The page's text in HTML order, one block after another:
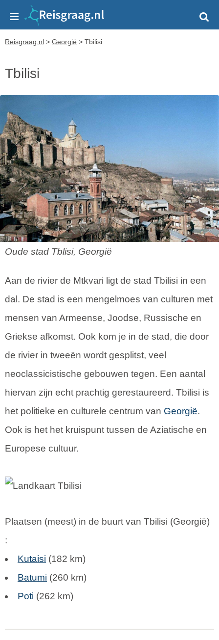
Reisgraag.nl > Georgië > Tbilisi
Tbilisi
Oude stad Tblisi, Georgië
Aan de rivier de Mtkvari ligt de stad Tbilisi in een
dal. De stad is een mengelmoes van culturen met
mensen van Armeense, Joodse, Russische en
Griekse afkomst. Ook kom je in de stad, die door
de rivier in tweeën wordt gesplitst, veel
neoclassicistische gebouwen tegen. Een aantal
hiervan zijn echt prachtig gerestaureerd. Tbilisi is
het politieke en culturele centrum van Georgië.
Ook is het het kruispunt tussen de Aziatische en
Europese cultuur.
Plaatsen (meest) in de buurt van Tbilisi (Georgië)
:
Kutaisi (182 km)
Batumi (260 km)
Poti (262 km)